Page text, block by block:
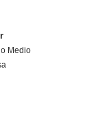
Medio